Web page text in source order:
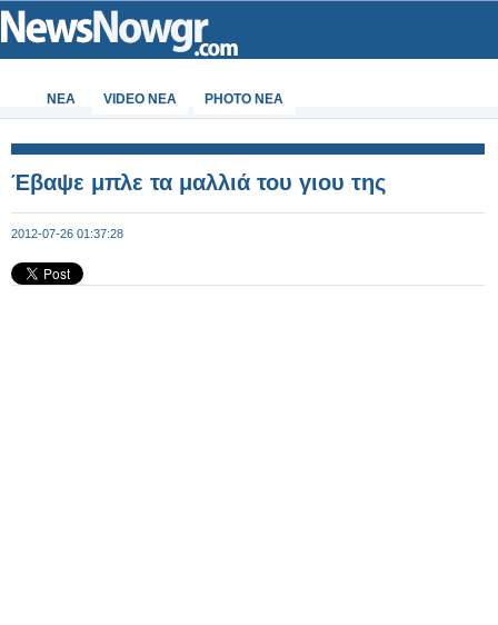
ΝΕΑ VIDEO NEA PHOTO NEA
Έβαψε μπλε τα μαλλιά του γιου της
2012-07-26 01:37:28